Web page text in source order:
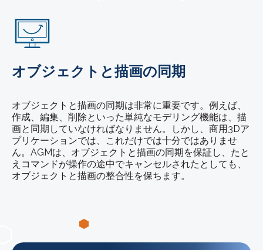
オブジェクトと描画の同期
オブジェクトと描画の同期は非常に重要です。例えば、
作成、編集、削除といった単純なモデリング機能は、描
画と同期していなければなりません。しかし、商用3Dア
プリケーションでは、これだけでは十分ではありませ
ん。AGMは、オブジェクトと描画の同期を保証し、たと
えコマンドが操作の途中でキャンセルされたとしても、
オブジェクトと描画の整合性を保ちます。